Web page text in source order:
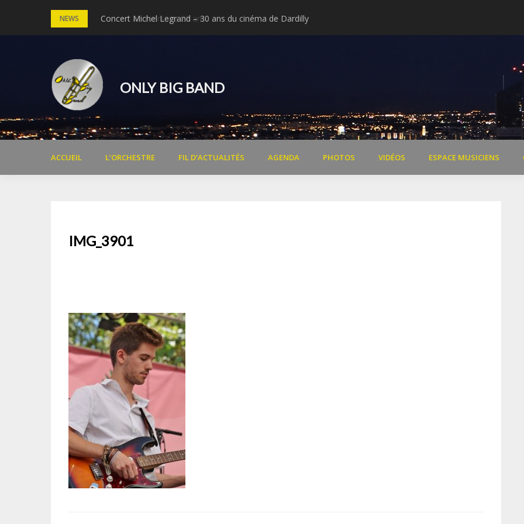
NEWS Concert anniversaire 20 ans
Concert Michel Legrand – 30 ans du cinéma de Dardilly
ONLY BIG BAND
ACCUEIL L’ORCHESTRE FIL D’ACTUALITÉS AGENDA PHOTOS VIDÉOS ESPACE MUSICIENS
IMG_3901